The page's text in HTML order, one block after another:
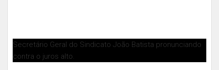
Secretário Geral do Sindicato João Batista pronunciando
contra o juros alto.